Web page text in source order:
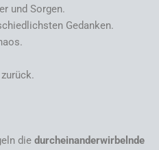
und Sorgen.
Gedanken.
die durcheinanderwirbelnde